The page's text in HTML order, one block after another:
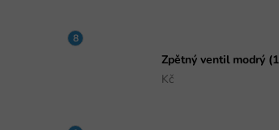
Zpětný ventil modrý
Kč